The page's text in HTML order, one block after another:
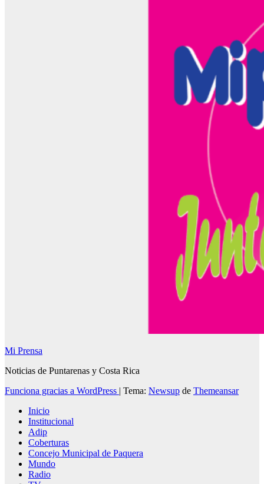
Mi Prensa
Noticias de Puntarenas y Costa Rica
Funciona gracias a WordPress | Tema: Newsup de Themeansar
Inicio
Institucional
Adip
Coberturas
Concejo Municipal de Paquera
Mundo
Radio